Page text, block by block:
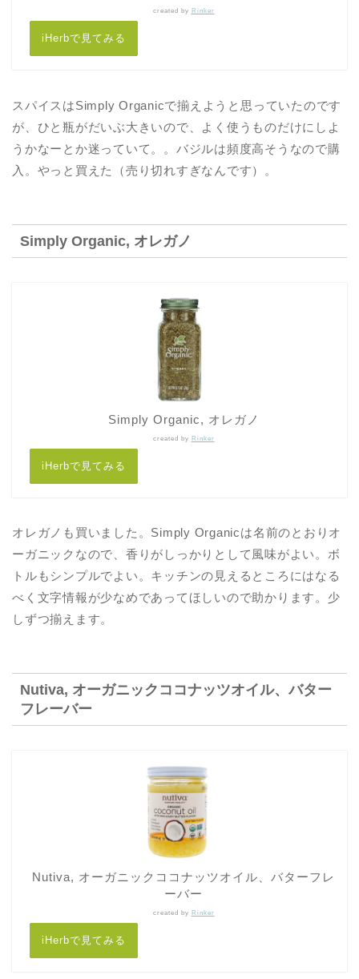
created by Rinker
iHerbで見てみる
スパイスはSimply Organicで揃えようと思っていたのです
が、ひと瓶がだいぶ大きいので、よく使うものだけにしよ
うかなーとか迷っていて。。バジルは頻度高そうなので購
入。やっと買えた（売り切れすぎなんです）。
Simply Organic, オレガノ
Simply Organic, オレガノ
created by Rinker
iHerbで見てみる
オレガノも買いました。Simply Organicは名前のとおりオ
ーガニックなので、香りがしっかりとして風味がよい。ボ
トルもシンプルでよい。キッチンの見えるところにはなる
べく文字情報が少なめであってほしいので助かります。少
しずつ揃えます。
Nutiva, オーガニックココナッツオイル、バター
フレーバー
Nutiva, オーガニックココナッツオイル、バターフレ
ーバー
created by Rinker
iHerbで見てみる